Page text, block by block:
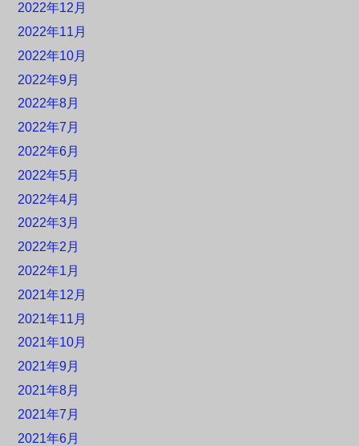
2022年12月
2022年11月
2022年10月
2022年9月
2022年8月
2022年7月
2022年6月
2022年5月
2022年4月
2022年3月
2022年2月
2022年1月
2021年12月
2021年11月
2021年10月
2021年9月
2021年8月
2021年7月
2021年6月